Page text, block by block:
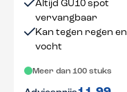
Altijd GU10 spot
vervangbaar
Kan tegen regen en
vocht
Meer dan 100 stuks